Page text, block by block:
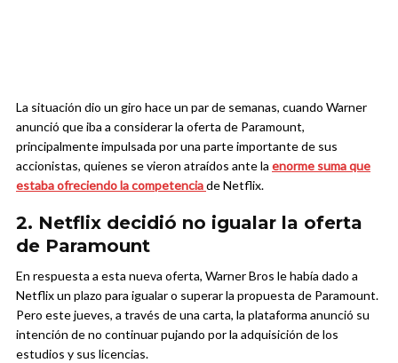
La situación dio un giro hace un par de semanas, cuando Warner
anunció que iba a considerar la oferta de Paramount,
principalmente impulsada por una parte importante de sus
accionistas, quienes se vieron atraídos ante la enorme suma que
estaba ofreciendo la competenciade Netflix.
2. Netflix decidió no igualar la oferta
de Paramount
En respuesta a esta nueva oferta, Warner Bros le había dado a
Netflix un plazo para igualar o superar la propuesta de Paramount.
Pero este jueves, a través de una carta, la plataforma anunció su
intención de no continuar pujando por la adquisición de los
estudios y sus licencias.